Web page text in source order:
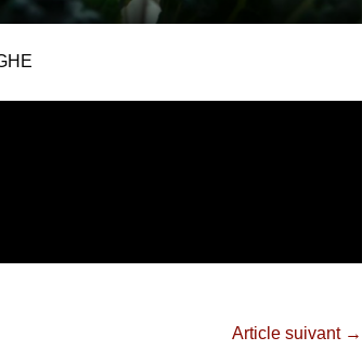
Article suivant →